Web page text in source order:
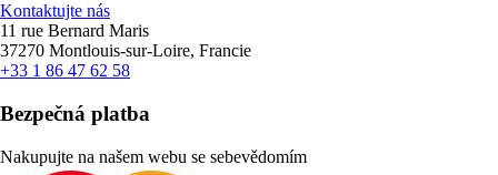
Kontaktujte nás
11 rue Bernard Maris
37270 Montlouis-sur-Loire, Francie
+33 1 86 47 62 58
Bezpečná platba
Nakupujte na našem webu se sebevědomím